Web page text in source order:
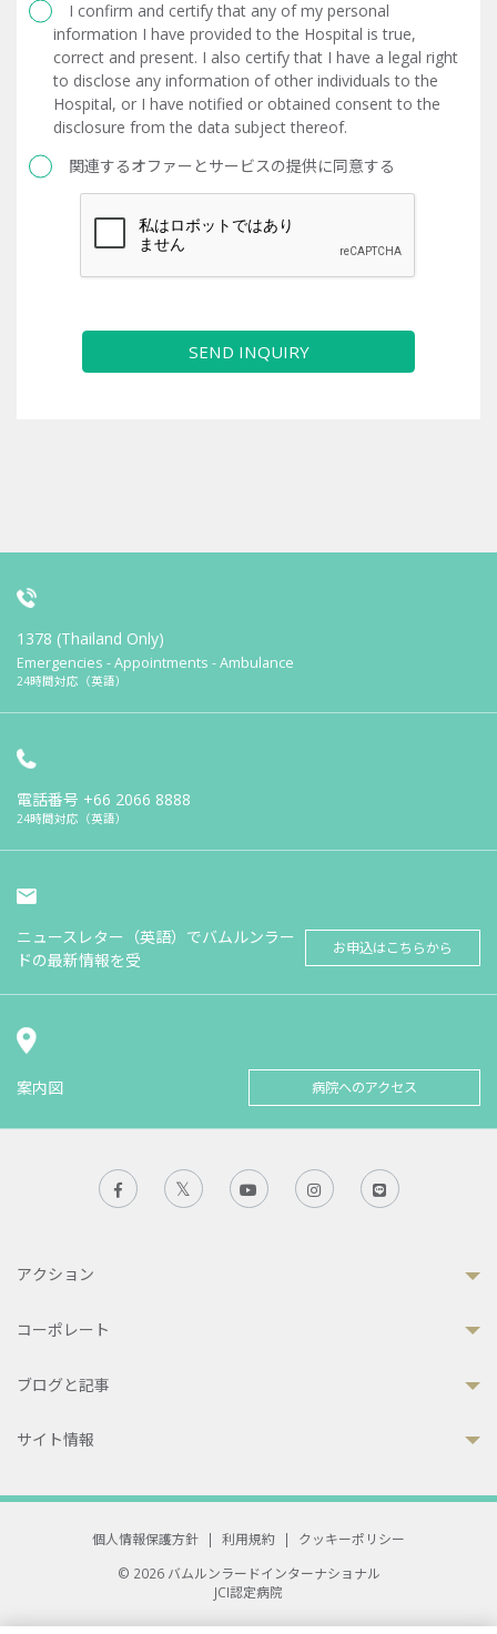
I confirm and certify that any of my personal
information I have provided to the Hospital is true,
correct and present. I also certify that I have a legal right
to disclose any information of other individuals to the
Hospital, or I have notified or obtained consent to the
disclosure from the data subject thereof.
関連するオファーとサービスの提供に同意する
SEND INQUIRY
1378 (Thailand Only)
Emergencies - Appointments - Ambulance
24時間対応（英語）
電話番号 +66 2066 8888
24時間対応（英語）
ニュースレター（英語）でバムルンラー
ドの最新情報を受
お申込はこちらから
案内図 病院へのアクセス
アクション
コーポレート
ブログと記事
サイト情報
個人情報保護方針 | 利用規約 |
クッキーポリシー
© 2026 バムルンラードインターナショナル
JCI認定病院